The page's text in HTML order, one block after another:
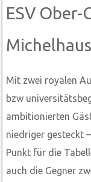
ESV Ober-
Mit zwei royalen
bzw
ambitionierten
niedriger gesteckt
Punkt für die
auch die Gegner